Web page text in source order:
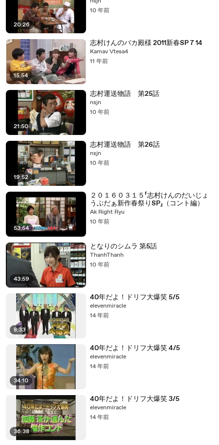
20:26
10 年前
15:54
志村けんのバカ殿様 2011新春SP 7 14
Kamav Vtesa4
11 年前
21:50
志村運送物語 第25話
nsjn
10 年前
19:52
志村運送物語 第26話
nsjn
10 年前
53:54
２０１６０３１５「志村けんのだいじょ
うぶだぁ新作春祭りSP」（コント編）
Ak Right Ryu
10 年前
43:59
となりのシムラ 第5話
ThanhThanh
10 年前
8:33
40年だよ！ドリフ大爆笑 5/5
elevenmiracle
14 年前
34:10
40年だよ！ドリフ大爆笑 4/5
elevenmiracle
14 年前
36:38
40年だよ！ドリフ大爆笑 3/5
elevenmiracle
14 年前